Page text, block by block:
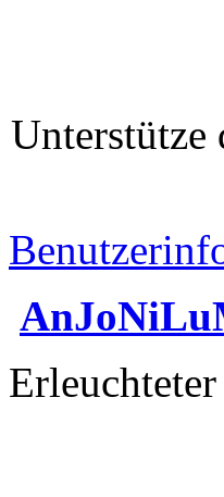
Unterstütze
Erleuchteter